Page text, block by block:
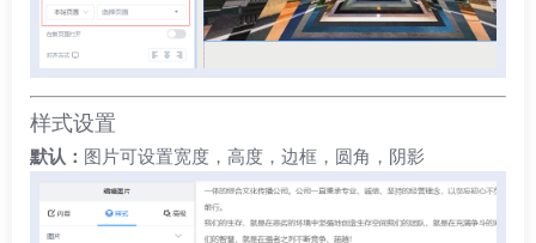
样式设置
默认： 图片可设置宽度，高度，边框，圆角，阴影